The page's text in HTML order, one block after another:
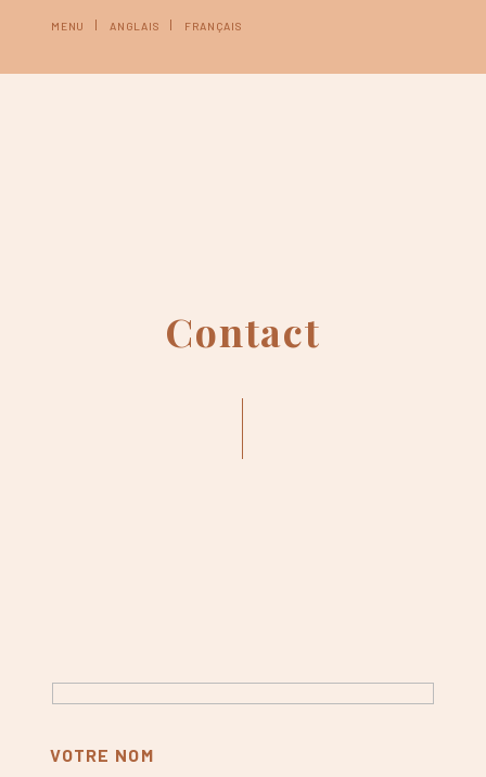
MENU ANGLAIS FRANÇAIS
Contact
VOTRE NOM